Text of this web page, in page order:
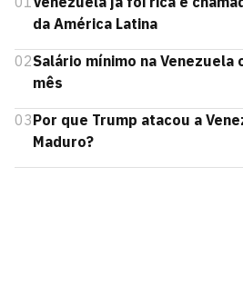
da América Latina
02Salário mínimo na Venezuela
mês
03Por que Trump atacou a
Maduro?